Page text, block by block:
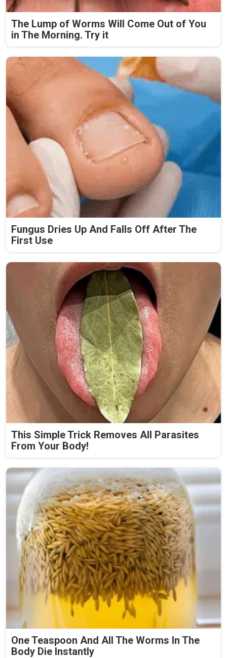
The Lump of Worms Will Come Out of You
in The Morning. Try it
Fungus Dries Up And Falls Off After The
First Use
This Simple Trick Removes All Parasites
From Your Body!
One Teaspoon And All The Worms In The
Body Die Instantly